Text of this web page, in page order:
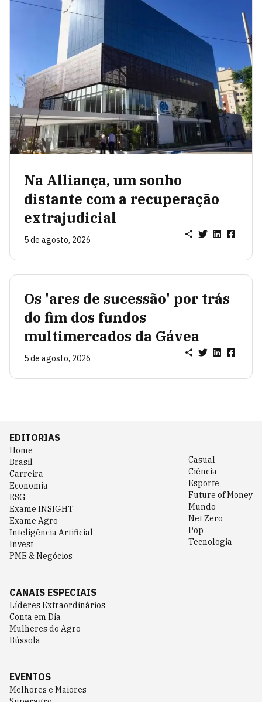
Na Alliança, um sonho
distante com a recuperação
extrajudicial
5 de agosto, 2026
Os 'ares de sucessão' por trás
do fim dos fundos
multimercados da Gávea
5 de agosto, 2026
EDITORIAS
Home
Brasil
Carreira
Economia
ESG
Exame INSIGHT
Exame Agro
Inteligência Artificial
Invest
PME & Negócios
Casual
Ciência
Esporte
Future of Money
Mundo
Net Zero
Pop
Tecnologia
CANAIS ESPECIAIS
Líderes Extraordinários
Conta em Dia
Mulheres do Agro
Bússola
EVENTOS
Melhores e Maiores